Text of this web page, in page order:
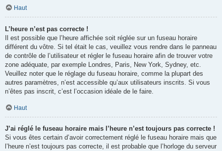
Haut
L’heure n’est pas correcte !
Il est possible que l’heure affichée soit réglée sur un fuseau horaire
différent du vôtre. Si tel était le cas, veuillez vous rendre dans le panneau
de contrôle de l’utilisateur et régler le fuseau horaire afin de trouver votre
zone adéquate, par exemple Londres, Paris, New York, Sydney, etc.
Veuillez noter que le réglage du fuseau horaire, comme la plupart des
autres paramètres, n’est accessible qu’aux utilisateurs inscrits. Si vous
n’êtes pas inscrit, c’est l’occasion idéale de le faire.
Haut
J’ai réglé le fuseau horaire mais l’heure n’est toujours pas correcte !
Si vous êtes certain d’avoir correctement réglé le fuseau horaire mais que
l’heure n’est toujours pas correcte, il est probable que l’horloge du serveur